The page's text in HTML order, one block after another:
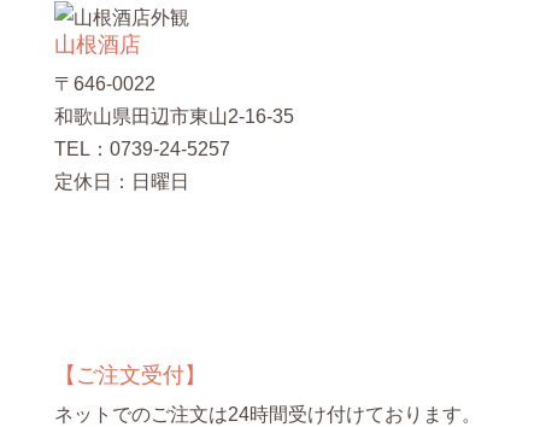
山根酒店
〒646-0022
和歌山県田辺市東山2-16-35
TEL：0739-24-5257
定休日：日曜日
【ご注文受付】
ネットでのご注文は24時間受け付けております。